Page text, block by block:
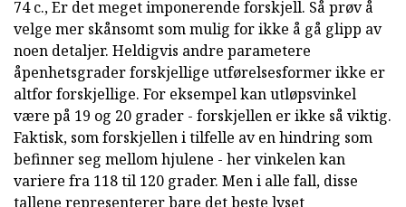
74 c., Er det meget imponerende forskjell. Så prøv å
velge mer skånsomt som mulig for ikke å gå glipp av
noen detaljer. Heldigvis andre parametere
åpenhetsgrader forskjellige utførelsesformer ikke er
altfor forskjellige. For eksempel kan utløpsvinkel
være på 19 og 20 grader - forskjellen er ikke så viktig.
Faktisk, som forskjellen i tilfelle av en hindring som
befinner seg mellom hjulene - her vinkelen kan
variere fra 118 til 120 grader. Men i alle fall, disse
tallene representerer bare det beste lyset